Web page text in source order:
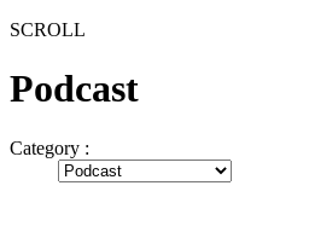
SCROLL
Podcast
Category :